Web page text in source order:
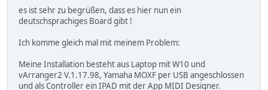
es ist sehr zu begrüßen, dass es hier nun ein
deutschsprachiges Board gibt !
Ich komme gleich mal mit meinem Problem:
Meine Installation besteht aus Laptop mit W10 und
vArranger2 V.1.17.98, Yamaha MOXF per USB angeschlossen
und als Controller ein IPAD mit der App MIDI Designer.